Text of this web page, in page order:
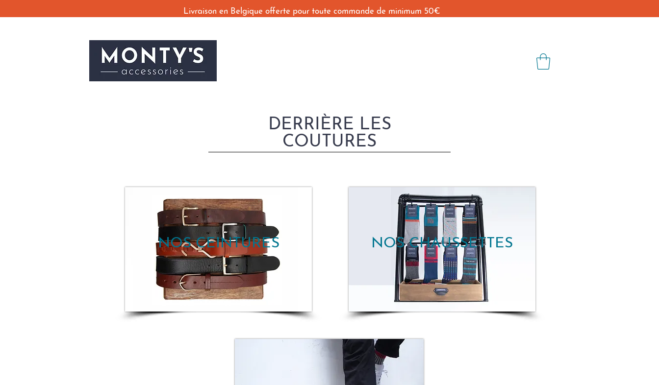
Livraison en Belgique offerte pour toute commande de minimum 50€
DERRIÈRE LES
COUTURES
NOS CEINTURES NOS CHAUSSETTES